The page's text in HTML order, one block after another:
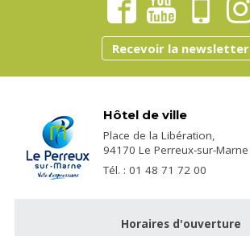
Recevoir la newsletter
Hôtel de ville
Place de la Libération,
94170 Le Perreux-sur-Marne
Tél. : 01 48 71 72 00
Horaires d'ouverture